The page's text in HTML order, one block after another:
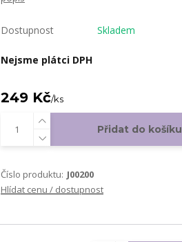
Dostupnost Skladem
Nejsme plátci DPH
249 Kč/ks
Přidat do košíku
Číslo produktu: J00200
Hlídat cenu / dostupnost